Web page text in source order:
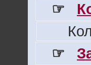
☞
☞